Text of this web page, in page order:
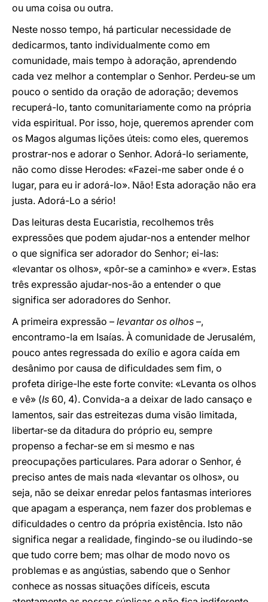
ou uma coisa ou outra.
Neste nosso tempo, há particular necessidade de
dedicarmos, tanto individualmente como em
comunidade, mais tempo à adoração, aprendendo
cada vez melhor a contemplar o Senhor. Perdeu-se um
pouco o sentido da oração de adoração; devemos
recuperá-lo, tanto comunitariamente como na própria
vida espiritual. Por isso, hoje, queremos aprender com
os Magos algumas lições úteis: como eles, queremos
prostrar-nos e adorar o Senhor. Adorá-lo seriamente,
não como disse Herodes: «Fazei-me saber onde é o
lugar, para eu ir adorá-lo». Não! Esta adoração não era
justa. Adorá-Lo a sério!
Das leituras desta Eucaristia, recolhemos três
expressões que podem ajudar-nos a entender melhor
o que significa ser adorador do Senhor; ei-las:
«levantar os olhos», «pôr-se a caminho» e «ver». Estas
três expressão ajudar-nos-ão a entender o que
significa ser adoradores do Senhor.
A primeira expressão – levantar os olhos –,
encontramo-la em Isaías. À comunidade de Jerusalém,
pouco antes regressada do exílio e agora caída em
desânimo por causa de dificuldades sem fim, o
profeta dirige-lhe este forte convite: «Levanta os olhos
e vê» (Is 60, 4). Convida-a a deixar de lado cansaço e
lamentos, sair das estreitezas duma visão limitada,
libertar-se da ditadura do próprio eu, sempre
propenso a fechar-se em si mesmo e nas
preocupações particulares. Para adorar o Senhor, é
preciso antes de mais nada «levantar os olhos», ou
seja, não se deixar enredar pelos fantasmas interiores
que apagam a esperança, nem fazer dos problemas e
dificuldades o centro da própria existência. Isto não
significa negar a realidade, fingindo-se ou iludindo-se
que tudo corre bem; mas olhar de modo novo os
problemas e as angústias, sabendo que o Senhor
conhece as nossas situações difíceis, escuta